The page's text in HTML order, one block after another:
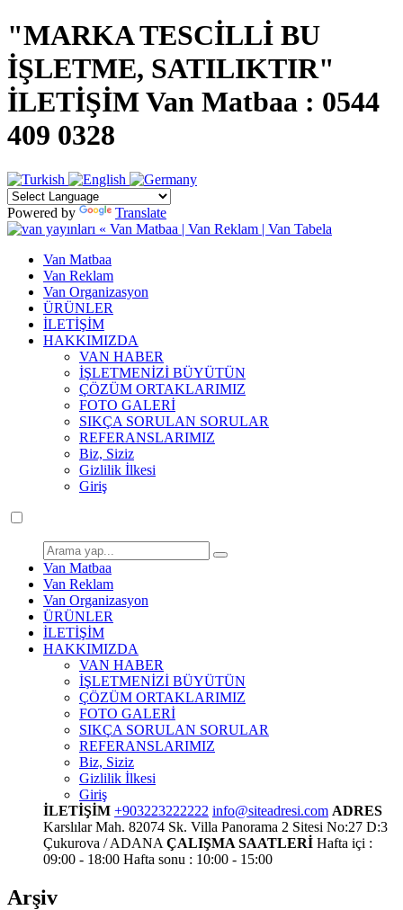
"MARKA TESCİLLİ BU
İŞLETME, SATILIKTIR"
İLETİŞİM Van Matbaa : 0544
409 0328
Powered by Translate
Van Matbaa
Van Reklam
Van Organizasyon
ÜRÜNLER
İLETİŞİM
HAKKIMIZDA
VAN HABER
İŞLETMENİZİ BÜYÜTÜN
ÇÖZÜM ORTAKLARIMIZ
FOTO GALERİ
SIKÇA SORULAN SORULAR
REFERANSLARIMIZ
Biz, Siziz
Gizlilik İlkesi
Giriş
Van Matbaa
Van Reklam
Van Organizasyon
ÜRÜNLER
İLETİŞİM
HAKKIMIZDA
VAN HABER
İŞLETMENİZİ BÜYÜTÜN
ÇÖZÜM ORTAKLARIMIZ
FOTO GALERİ
SIKÇA SORULAN SORULAR
REFERANSLARIMIZ
Biz, Siziz
Gizlilik İlkesi
Giriş
İLETİŞİM +903223222222 info@siteadresi.com ADRES
Karslılar Mah. 82074 Sk. Villa Panorama 2 Sitesi No:27 D:3
Çukurova / ADANA ÇALIŞMA SAATLERİ Hafta içi :
09:00 - 18:00 Hafta sonu : 10:00 - 15:00
Arşiv